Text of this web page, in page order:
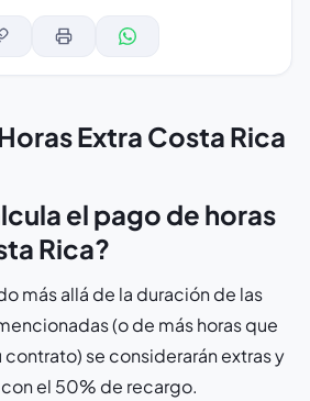
Extra Costa Rica
el pago de horas
Rica?
más allá de la duración de las
(o de más horas que
contrato) se considerarán extras y
el 50% de recargo.